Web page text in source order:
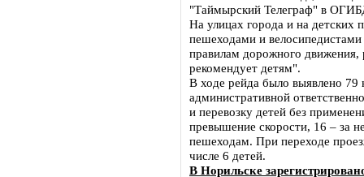
"Таймырский Телеграф" в
На улицах города и на детских
пешеходами и
правилам дорожного
рекомендует детям".
В ходе рейда было выявлено
административной
и перевозку детей без
превышение скорости, 16 – за
пешеходам. При переходе
числе 6 детей.
В Норильске